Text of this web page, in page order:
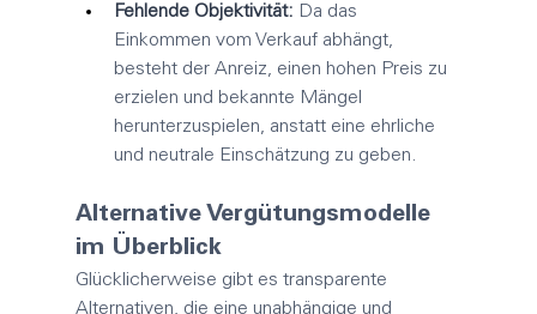
Fehlende Objektivität: Da das
Einkommen vom Verkauf abhängt,
besteht der Anreiz, einen hohen Preis zu
erzielen und bekannte Mängel
herunterzuspielen, anstatt eine ehrliche
und neutrale Einschätzung zu geben.
Alternative Vergütungsmodelle
im Überblick
Glücklicherweise gibt es transparente
Alternativen, die eine unabhängige und